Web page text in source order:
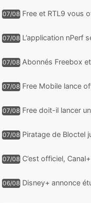
07/08 Free et RTL9 vous
07/08 L’application nPerf
07/08 Abonnés Freebox
07/08 Free Mobile lance
cadeaux
07/08 Free doit-il lancer
07/08 Piratage de Bloctel
07/08 C’est officiel,
06/08 Disney+ annonce